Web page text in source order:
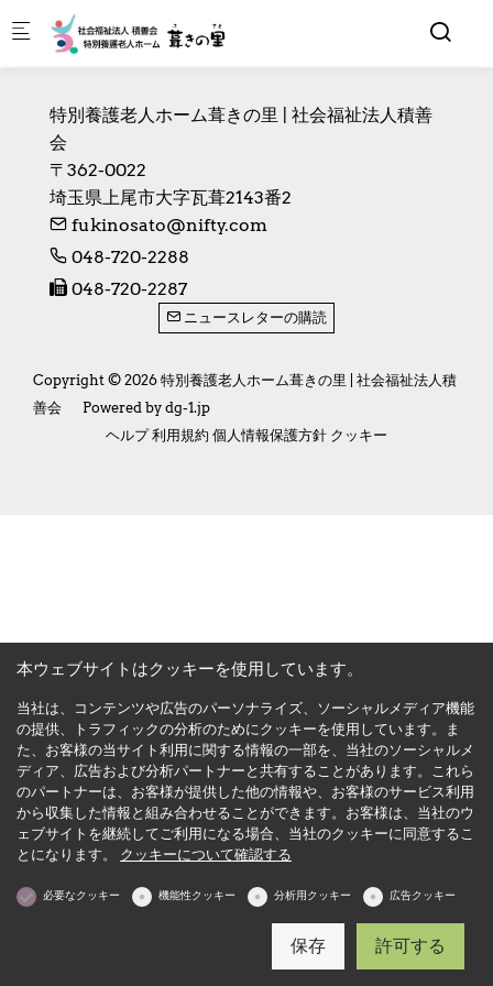
Skip to main content
特別養護老人ホーム葺きの里 | 社会福祉法人積善
会
〒362-0022
埼玉県上尾市大字瓦葺2143番2
fukinosato@nifty.com
048-720-2288
048-720-2287
ニュースレターの購読
Copyright © 2026 特別養護老人ホーム葺きの里 | 社会福祉法人積
善会
Powered by dg-1.jp
ヘルプ利用規約 個人情報保護方針 クッキー
本ウェブサイトはクッキーを使用しています。
当社は、コンテンツや広告のパーソナライズ、ソーシャルメディア機能
の提供、トラフィックの分析のためにクッキーを使用しています。ま
た、お客様の当サイト利用に関する情報の一部を、当社のソーシャルメ
ディア、広告および分析パートナーと共有することがあります。これら
のパートナーは、お客様が提供した他の情報や、お客様のサービス利用
から収集した情報と組み合わせることができます。お客様は、当社のウ
ェブサイトを継続してご利用になる場合、当社のクッキーに同意するこ
とになります。 クッキーについて確認する
必要なクッキー 機能性クッキー 分析用クッキー 広告クッキー
許可する
保存